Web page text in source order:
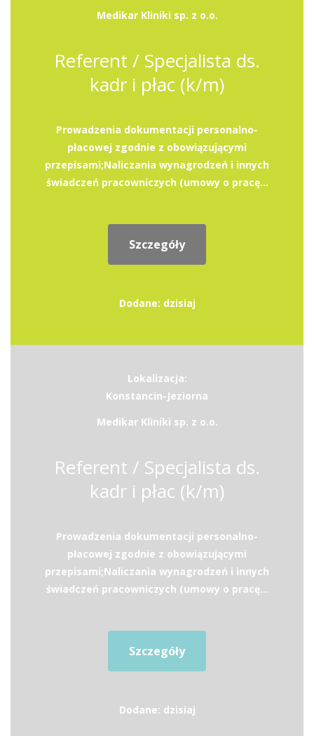
Medikar Kliniki sp. z o.o.
Referent / Specjalista ds.
kadr i płac (k/m)
Prowadzenia dokumentacji personalno-
płacowej zgodnie z obowiązującymi
przepisami;Naliczania wynagrodzeń i innych
świadczeń pracowniczych (umowy o pracę...
Szczegóły
Dodane: dzisiaj
Lokalizacja:
Konstancin-Jeziorna
Medikar Kliniki sp. z o.o.
Referent / Specjalista ds.
kadr i płac (k/m)
Prowadzenia dokumentacji personalno-
płacowej zgodnie z obowiązującymi
przepisami;Naliczania wynagrodzeń i innych
świadczeń pracowniczych (umowy o pracę...
Szczegóły
Dodane: dzisiaj